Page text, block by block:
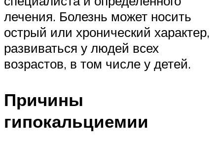
лечения. Болезнь может носить
острый или хронический характер,
развиваться у людей всех
возрастов, в том числе у детей.
Причины
гипокальциемии